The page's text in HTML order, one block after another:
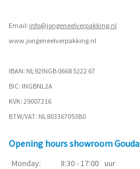
Email: info@jongeneelverpakking.nl
www.jongeneelverpakking.nl
IBAN: NL92INGB 0668 5222 67
BIC: INGBNL2A
KVK: 29007216
BTW/VAT: NL803367053B0
Opening hours showroom Gouda
Monday: 8:30 - 17:00 uur